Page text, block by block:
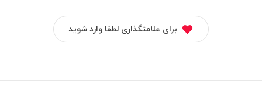
برای علامتگذاری لطفا وارد شوید